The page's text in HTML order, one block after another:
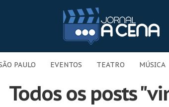
PAULO EVENTOS TEATRO MÚSICA
Todos os posts